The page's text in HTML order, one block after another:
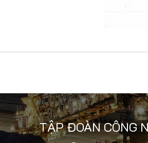
TẬP ĐOÀN CÔNG